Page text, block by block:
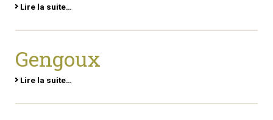
Lire la suite…
Gengoux
Lire la suite…